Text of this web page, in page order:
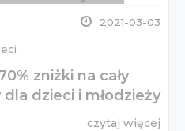
2021-03-03
zniżki na cały
dzieci i młodzieży
czytaj więcej